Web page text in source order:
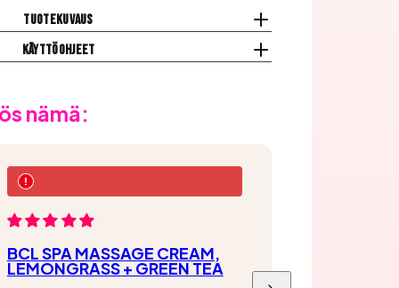
Tuotekuvaus
Käyttöohjeet
nämä:
BCL SPA MASSAGE CREAM,
LEMONGRASS + GREEN TEA